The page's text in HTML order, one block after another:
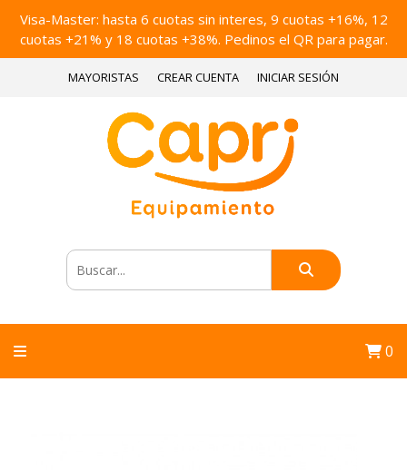
Visa-Master: hasta 6 cuotas sin interes, 9 cuotas +16%, 12
cuotas +21% y 18 cuotas +38%. Pedinos el QR para pagar.
MAYORISTAS CREAR CUENTA INICIAR SESIÓN
0